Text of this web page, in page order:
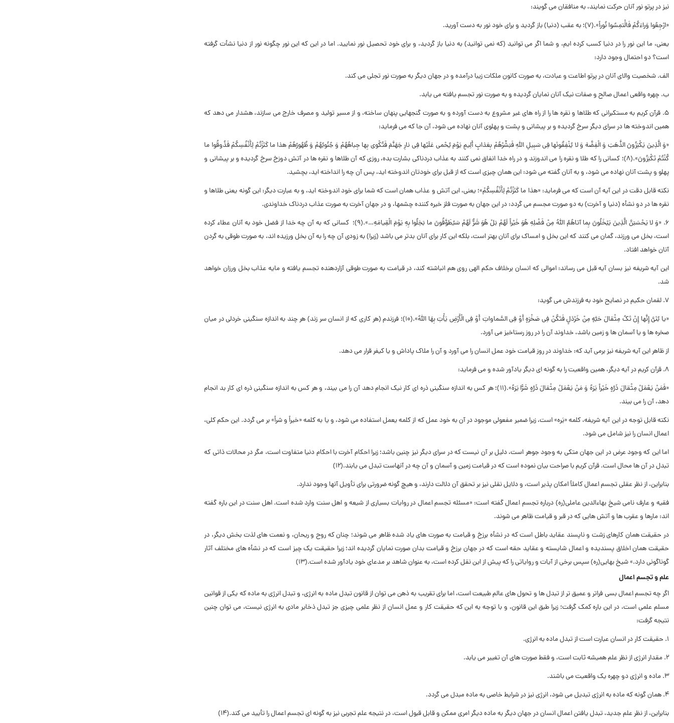
نیز در پرتو نور آنان حرکت نمایند، به منافقان مى گویند:
«ارْجِعُوا وَراءَکُمْ فَالَْتمِسُوا نُوراً».(۷)؛
به عقب (دنیا) باز گردید و براى خود نور به دست آورید.
یعنى، ما این نور را در دنیا کسب کرده ایم، و شما اگر مى توانید (که نمى توانید) به دنیا باز گردید، و براى خود تحصیل نور نمایید. اما در این که این نور چگونه نور از دنیا نشأت گرفته
است؟ دو احتمال وجود دارد:
الف. شخصیت والاى آنان در پرتو اطاعت و عبادت، به صورت کانون ملکات زیبا درآمده و در جهان دیگر به صورت نور تجلى مى کند.
ب. چهره واقعى اعمال صالح و صفات نیک آنان نمایان گردیده و به صورت نور تجسم یافته مى یابد.
۵. قرآن کریم به مستکبرانى که طلاها و نقره ها را از راه هاى غیر مشروع به دست آورده و به صورت گنجهایى پنهان ساخته، و از مسیر تولید و مصرف خارج مى سازند، هشدار مى دهد که
همین اندوخته ها در سراى دیگر سرخ گردیده و بر پیشانى و پشت و پهلوى آنان نهاده مى شود، آن جا که مى فرماید:
«وَ الَّذِینَ یَکْنِزُونَ الذَّهَبَ وَ الْفِضَّهَ وَ لا یُنْفِقُونَها فِى سَبِیلِ اللَّهِ فَبَشِّرْهُمْ بِعَذابٍ أَلِیمٍ یَوْمَ یُحْمى عَلَیْها فِى نارِ جَهَنَّمَ فَتُکْوى بِها جِباهُهُمْ وَ جُنُوبُهُمْ وَ ظُهُورُهُمْ هذا ما کَنَزْتُمْ لِأَنْفُسِکُمْ فَذُوقُوا ما
کُنْتُمْ تَکْنِزُونَ».(۸)؛
کسانى را که طلا و نقره را مى اندوزند و در راه خدا انفاق نمى کنند به عذاب دردناکى بشارت بده، روزى که آن طلاها و نقره ها در آتش دوزخ سرخ گردیده و بر پیشانى و
پهلو و پشت آنان نهاده مى شود، و به آنان گفته مى شود: این همان چیزى است که از قبل براى خودتان اندوخته اید، پس آن چه را انداخته اید، بچشید.
نکته قابل دقت در این آیه آن است که مى فرماید: «هذا ما کَنَزْتُمْ لِأَنْفُسِکُمْ»؛ یعنى، این آتش و عذاب همان است که شما براى خود اندوخته اید، و به عبارت دیگر: این گونه یعنى طلاها و
نقره ها در دو نشأه (دنیا و آخرت) به دو صورت مجسم مى گردد: در این جهان به صورت فلز خیره کننده چشمها، و در جهان آخرت به صورت عذاب دردناک خداوندی.
۶. «وَ لا یَحْسَبَنَّ الَّذِینَ یَبْخَلُونَ بِما آتاهُمُ اللَّهُ مِنْ فَضْلِهِ هُوَ خَیْراً لَهُمْ بَلْ هُوَ شَرٌّ لَهُمْ سَیُطَوَّقُونَ ما بَخِلُوا بِهِ یَوْمَ الْقِیامَهِ…».(۹)؛
کسانى که به آن چه خدا از فضل خود به آنان عطاء کرده
است، بخل مى ورزند، گمان مى کنند که این بخل و امساک براى آنان بهتر است، بلکه این کار براى آنان بدتر مى باشد (زیرا) به زودى آن چه را به آن بخل ورزیده اند، به صورت طوقى به گردن
آنان خواهد افتاد.
این آیه شریفه نیز بسان آیه قبل مى رساند: اموالى که انسان برخلاف حکم الهى روى هم انباشته کند، در قیامت به صورت طوقى آزاردهنده تجسم یافته و مایه عذاب بخل ورزان خواهد
شد.
۷. لقمان حکیم در نصایح خود به فرزندش مى گوید:
«یا بُنَیَّ إِنَّها إِنْ تَکُ مِثْقالَ حَبَّهٍ مِنْ خَرْدَلٍ فَتَکُنْ فِى صَخْرَهٍ أَوْ فِى السَّماواتِ أَوْ فِى الْأَرْضِ یَأْتِ بِهَا اللَّهُ».(۱۰)؛
فرزندم (هر کارى که از انسان سر زند) هر چند به اندازه سنگینى خردلى در میان
صخره ها و یا آسمان ها و زمین باشد، خداوند آن را در روز رستاخیز مى آورد.
از ظاهر این آیه شریفه نیز برمى آید که: خداوند در روز قیامت خود عمل انسان را مى آورد و آن را ملاک پاداش و یا کیفر قرار مى دهد.
۸. قرآن کریم در آیه دیگر، همین واقعیت را به گونه اى دیگر یادآور شده و مى فرماید:
«فَمَنْ یَعْمَلْ مِثْقالَ ذَرَّهٍ خَیْراً یَرَهُ وَ مَنْ یَعْمَلْ مِثْقالَ ذَرَّهٍ شَرًّا یَرَهُ».(۱۱)؛
هر کس به اندازه سنگینى ذره اى کار نیک انجام دهد آن را مى بیند، و هر کس به اندازه سنگینى ذره اى کار بد انجام
دهد، آن را مى بیند.
نکته قابل توجه در این آیه شریفه، کلمه «یَره» است، زیرا ضمیر مفعولى موجود در آن به خود عمل که از کلمه یعمل استفاده مى شود، و یا به کلمه «خیراً و شراً» بر مى گردد. این حکم کلى،
اعمال انسان را نیز شامل مى شود.
اما این که وجود عرض در این جهان متکى به وجود جوهر است، دلیل بر آن نیست که در سراى دیگر نیز چنین باشد؛ زیرا احکام آخرت با احکام دنیا متفاوت است، مگر در محالات ذاتى که
تبدل در آن ها محال است. قرآن کریم با صراحت بیان نموده است که در قیامت زمین و آسمان و آن چه در آنهاست تبدل مى یابند.(۱۲)
بنابراین، از نظر عقلى تجسم اعمال کاملاً امکان پذیر است، و دلایل نقلى نیز بر تحقق آن دلالت دارند، و هیچ گونه ضرورتى براى تأویل آنها وجود ندارد.
فقیه و عارف نامى شیخ بهاءالدین عاملی(ره) درباره تجسم اعمال گفته است: «مسئله تجسم اعمال در روایات بسیارى از شیعه و اهل سنت وارد شده است. اهل سنت در این باره گفته
اند: مارها و عقرب ها و آتش هایى که در قبر و قیامت ظاهر مى شوند.
در حقیقت همان کارهاى زشت و ناپسند عقاید باطل است که در نشأه برزخ و قیامت به صورت هاى یاد شده ظاهر مى شوند؛ چنان که روح و ریحان، و نعمت هاى لذت بخش دیگر، در
حقیقت همان اخلاق پسندیده و اعمال شایسته و عقاید حقه است که در جهان برزخ و قیامت بدان صورت نمایان گردیده اند؛ زیرا حقیقت یک چیز است که در نشأه هاى مختلف آثار
گوناگونى دارد.» شیخ بهایی(ره) سپس برخى از آیات و روایاتى را که پیش از این نقل کرده است، به عنوان شاهد بر مدعاى خود یادآور شده است.(۱۳)
علم و تجسم اعمال
اگر چه تجسم اعمال بسى فراتر و عمیق تر از تبدل ها و تحول هاى عالم طبیعت است، اما براى تقریب به ذهن مى توان از قانون تبدل ماده به انرژى، و تبدل انرژى به ماده که یکى از قوانین
مسلم علمى است، در این باره کمک گرفت؛ زیرا طبق این قانون، و با توجه به این که حقیقت کار و عمل انسان از نظر علمى چیزى جز تبدل ذخایر مادى به انرژى نیست، مى توان چنین
نتیجه گرفت:
۱. حقیقت کار در انسان عبارت است از تبدل ماده به انرژی.
۲. مقدار انرژى از نظر علم همیشه ثابت است، و فقط صورت هاى آن تغییر مى یابد.
۳. ماده و انرژى دو چهره یک واقعیت مى باشند.
۴. همان گونه که ماده به انرژى تبدیل مى شود، انرژى نیز در شرایط خاصى به ماده مبدل مى گردد.
بنابراین، از نظر علم جدید، تبدل یافتن اعمال انسان در جهان دیگر به ماده دیگر امرى ممکن و قابل قبول است، در نتیجه علم تجربى نیز به گونه اى تجسم اعمال را تأیید مى کند.(۱۴)